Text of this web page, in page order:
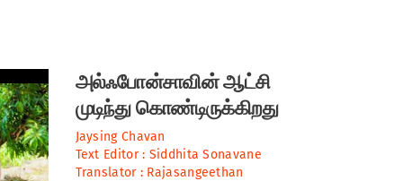
அல்ஃபோன்சாவின் ஆட்சி
முடிந்து கொண்டிருக்கிறது
Jaysing Chavan
Text Editor : Siddhita Sonavane
Translator : Rajasangeethan